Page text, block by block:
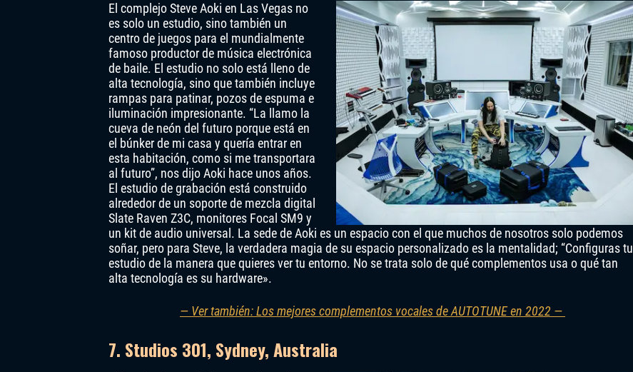
El complejo Steve Aoki en Las Vegas no
es solo un estudio, sino también un
centro de juegos para el mundialmente
famoso productor de música electrónica
de baile. El estudio no solo está lleno de
alta tecnología, sino que también incluye
rampas para patinar, pozos de espuma e
iluminación impresionante. “La llamo la
cueva de neón del futuro porque está en
el búnker de mi casa y quería entrar en
esta habitación, como si me transportara
al futuro”, nos dijo Aoki hace unos años.
El estudio de grabación está construido
alrededor de un soporte de mezcla digital
Slate Raven Z3C, monitores Focal SM9 y
un kit de audio universal. La sede de Aoki es un espacio con el que muchos de nosotros solo podemos
soñar, pero para Steve, la verdadera magia de su espacio personalizado es la mentalidad; “Configuras tu
estudio de la manera que quieres ver tu entorno. No se trata solo de qué complementos usa o qué tan
alta tecnología es su hardware».
— Ver también: Los mejores complementos vocales de AUTOTUNE en 2022 —
7. Studios 301, Sydney, Australia